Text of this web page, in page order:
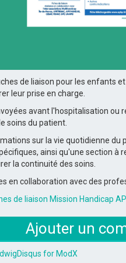
de liaison pour les enfants
leur prise en charge
avant l'hospitalisation ou
soins du patient.
sur la vie quotidienne du
ainsi qu'une section à
la continuité des soins.
en collaboration avec des
de liaison Mission Handicap
Ajouter un
for ModX